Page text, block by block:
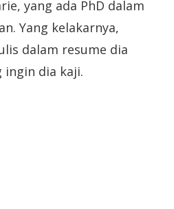
yang ada PhD dalam
Yang kelakarnya,
dalam resume dia
ingin dia kaji.